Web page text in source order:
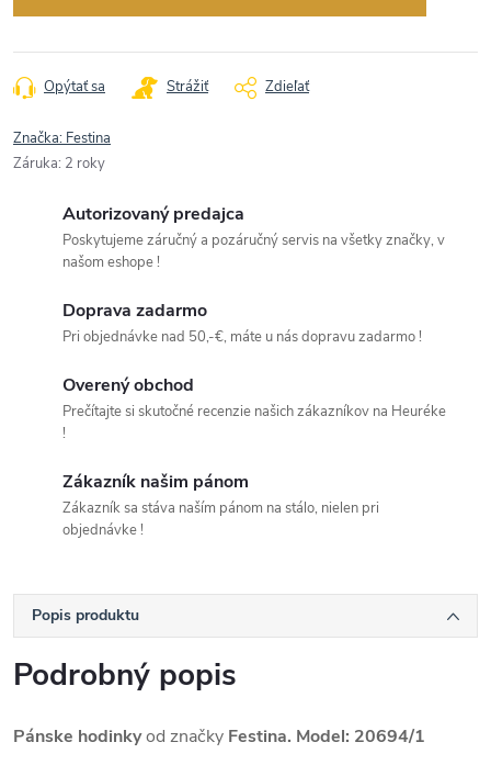
Opýtať sa Strážiť Zdieľať
Značka: Festina
Záruka: 2 roky
Autorizovaný predajca
Poskytujeme záručný a pozáručný servis na všetky značky, v
našom eshope !
Doprava zadarmo
Pri objednávke nad 50,-€, máte u nás dopravu zadarmo !
Overený obchod
Prečítajte si skutočné recenzie našich zákazníkov na Heuréke
!
Zákazník našim pánom
Zákazník sa stáva naším pánom na stálo, nielen pri
objednávke !
Popis produktu
Podrobný popis
Pánske hodinkyod značky Festina. Model: 20694/1